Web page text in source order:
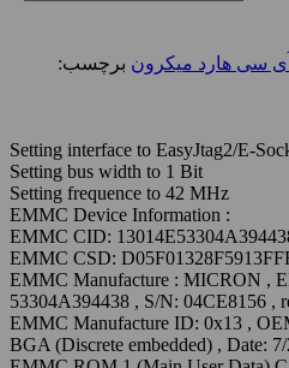
آی سی هارد میکرون برچسب:
Setting interface to EasyJtag2/E-
Setting bus width to 1 Bit
Setting frequence to 42 MHz
EMMC Device Information :
EMMC CID:
EMMC CSD:
EMMC Manufacture : MICRON ,
53304A394438 , S/N: 04CE8156 ,
EMMC Manufacture ID: 0x13 ,
BGA (Discrete embedded) , Date: